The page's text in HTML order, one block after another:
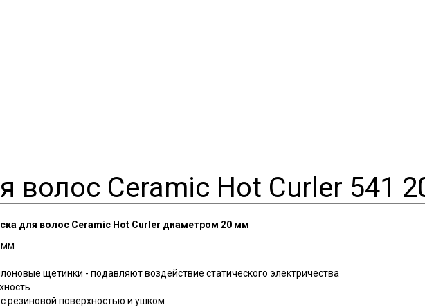
волос Ceramic Hot Curler 541
для волос Ceramic Hot Curler диаметром 20 мм
мм
щетинки - подавляют воздействие статического электричества
резиновой поверхностью и ушком